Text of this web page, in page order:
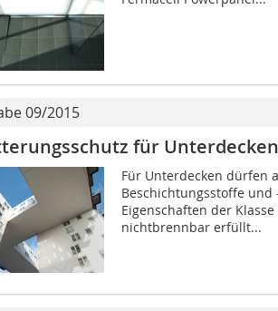
09/2015
für Unterdecken
Für Unterdecken dürfen
Beschichtungsstoffe
Eigenschaften der
nichtbrennbar erfüllt...